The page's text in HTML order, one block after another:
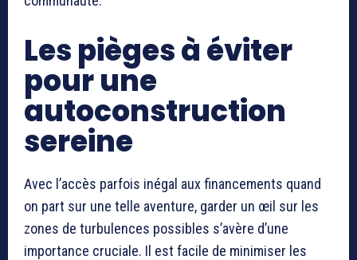
Les pièges à éviter
pour une
autoconstruction
sereine
Avec l’accès parfois inégal aux financements quand
on part sur une telle aventure, garder un œil sur les
zones de turbulences possibles s’avère d’une
importance cruciale. Il est facile de minimiser les